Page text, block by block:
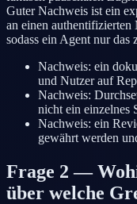
Guter Nachweis ist ein
an einen authentifizierten
sodass ein Agent nur das
Nachweis: ein
und Nutzer auf
Nachweis:
nicht ein einzelnes
Nachweis: ein
gewährt werden
Frage 2 —
über welche